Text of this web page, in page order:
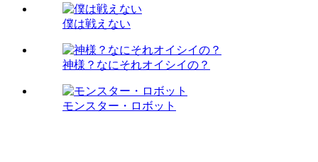
僕は戦えない
神様？なにそれオイシイの？
モンスター・ロボット